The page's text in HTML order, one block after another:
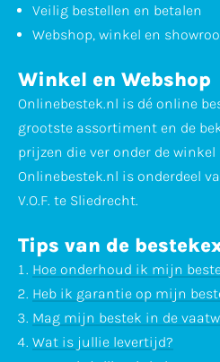
Veilig bestellen en betalen
Webshop, winkel en
Winkel en Webshop
Onlinebestek.nl is dé online
grootste assortiment en de
prijzen die ver onder de
Onlinebestek.nl is onderdeel
V.O.F. te Sliedrecht.
Tips van de
Hoe onderhoud ik mijn
Heb ik garantie op mijn
Mag mijn bestek in de
Wat is jullie levertijd?